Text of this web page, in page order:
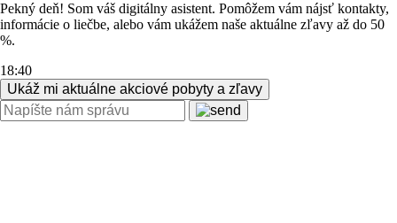
Pekný deň! Som váš digitálny asistent. Pomôžem vám nájsť kontakty,
informácie o liečbe, alebo vám ukážem naše aktuálne zľavy až do 50
%.
18:40
Ukáž mi aktuálne akciové pobyty a zľavy